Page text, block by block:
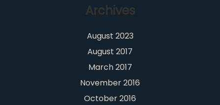
Archives
August 2023
August 2017
March 2017
November 2016
October 2016